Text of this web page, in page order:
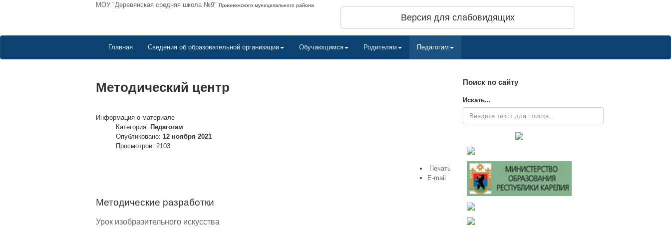
МОУ "Деревянская средняя школа №9" Прионежского муниципального района
Версия для слабовидящих
Главная Сведения об образовательной организации Обучающимся Родителям Педагогам
Методический центр
Информация о материале
Категория: Педагогам
Опубликовано: 12 ноября 2021
Просмотров: 2103
Печать
E-mail
Методические разработки
Урок изобразительного искусства
Поиск по сайту
Искать...